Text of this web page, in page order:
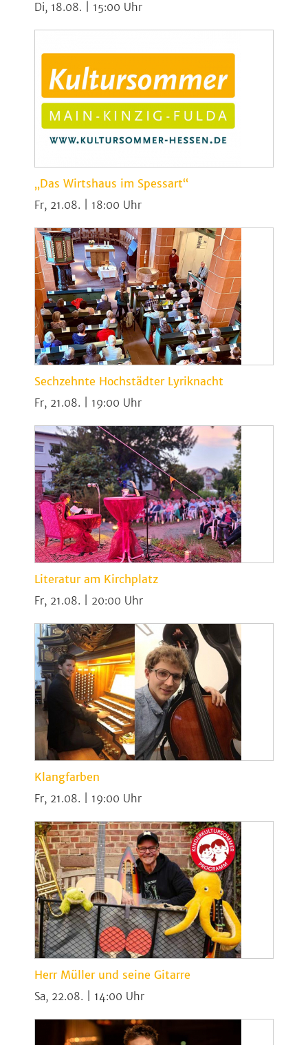
Di, 18.08. | 15:00
„Das Wirtshaus im Spessart“
Fr, 21.08. | 18:00
Sechzehnte Hochstädter Lyriknacht
Fr, 21.08. | 19:00
Literatur am Kirchplatz
Fr, 21.08. | 20:00
Klangfarben
Fr, 21.08. | 19:00
Herr Müller und seine Gitarre
Sa, 22.08. | 14:00